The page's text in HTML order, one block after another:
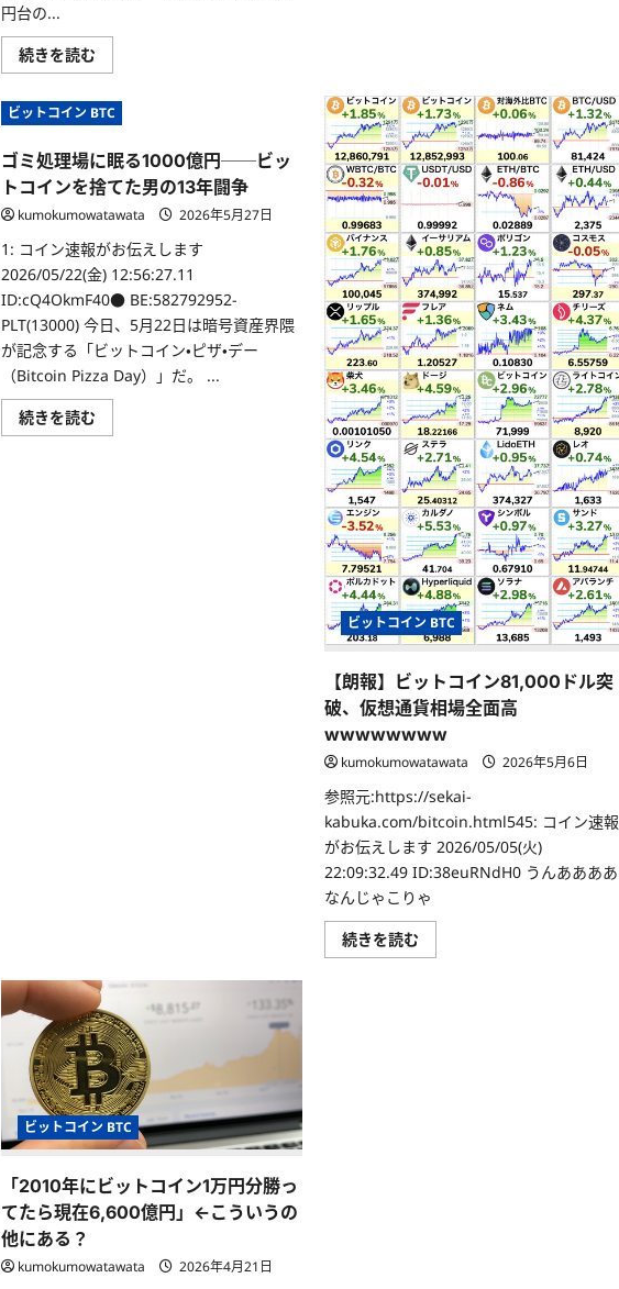
円台の...
続きを読む
ビットコイン BTC
ゴミ処理場に眠る1000億円──ビッ
トコインを捨てた男の13年闘争
kumokumowatawata 2026年5月27日
1: コイン速報がお伝えします
2026/05/22(金) 12:56:27.11
ID:cQ4OkmF40● BE:582792952-
PLT(13000) 今日、5月22日は暗号資産界隈
が記念する「ビットコイン・ピザ・デー
（Bitcoin Pizza Day）」だ。 ...
続きを読む
ビットコイン BTC
【朗報】ビットコイン81,000ドル突
破、仮想通貨相場全面高
wwwwwwww
kumokumowatawata 2026年5月6日
参照元:https://sekai-
kabuka.com/bitcoin.html545: コイン速報
がお伝えします 2026/05/05(火)
22:09:32.49 ID:38euRNdH0 うんああああ
なんじゃこりゃ
続きを読む
ビットコイン BTC
「2010年にビットコイン1万円分勝っ
てたら現在6,600億円」←こういうの
他にある？
kumokumowatawata 2026年4月21日